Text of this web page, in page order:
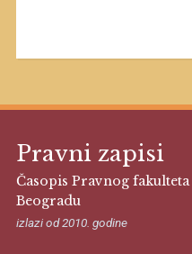
Pravni zapisi
Časopis Pravnog
Beogradu
izlazi od 2010. godine